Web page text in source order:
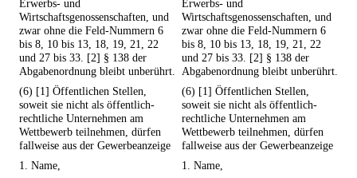
Erwerbs- und
Wirtschaftsgenossenschaften, und
zwar ohne die Feld-Nummern 6
bis 8, 10 bis 13, 18, 19, 21, 22
und 27 bis 33. [2] § 138 der
Abgabenordnung bleibt unberührt.
Erwerbs- und
Wirtschaftsgenossenschaften, und
zwar ohne die Feld-Nummern 6
bis 8, 10 bis 13, 18, 19, 21, 22
und 27 bis 33. [2] § 138 der
Abgabenordnung bleibt unberührt.
(6) [1] Öffentlichen Stellen,
soweit sie nicht als öffentlich-
rechtliche Unternehmen am
Wettbewerb teilnehmen, dürfen
fallweise aus der Gewerbeanzeige
(6) [1] Öffentlichen Stellen,
soweit sie nicht als öffentlich-
rechtliche Unternehmen am
Wettbewerb teilnehmen, dürfen
fallweise aus der Gewerbeanzeige
1. Name,
1. Name,